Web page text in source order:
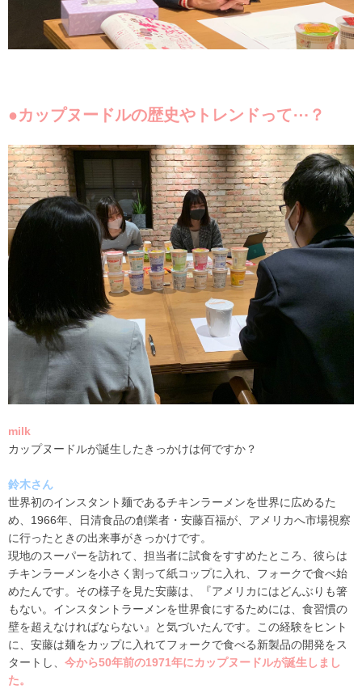
●カップヌードルの歴史やトレンドって⋯？
milk
カップヌードルが誕生したきっかけは何ですか？
鈴木さん
世界初のインスタント麺であるチキンラーメンを世界に広めるた
め、 1966年、日清食品の創業者・安藤百福が、アメリカへ市場視察
に行ったときの出来事がきっかけです。
現地のスーパーを訪れて、担当者に試食をすすめたところ、彼らは
チキンラーメンを小さく割って紙コップに入れ、フォークで食べ始
めたんです。その様子を見た安藤は、『アメリカにはどんぶりも箸
もない。インスタントラーメンを世界食にするためには、食習慣の
壁を超えなければならない』と気づいたんです。この経験をヒント
に、安藤は麺をカップに入れてフォークで食べる新製品の開発をス
タートし、 今から50年前の1971年にカップヌードルが誕生しまし
た。